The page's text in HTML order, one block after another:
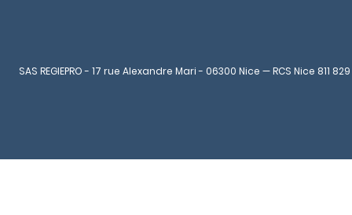
SAS REGIEPRO - 17 rue Alexandre Mari - 06300 Nice — RCS Nice 811